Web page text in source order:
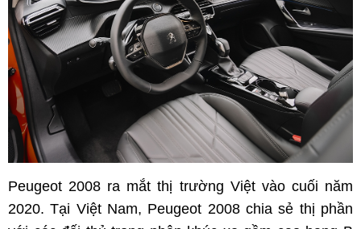
Peugeot 2008 ra mắt thị trường Việt vào cuối năm
2020. Tại Việt Nam, Peugeot 2008 chia sẻ thị phần